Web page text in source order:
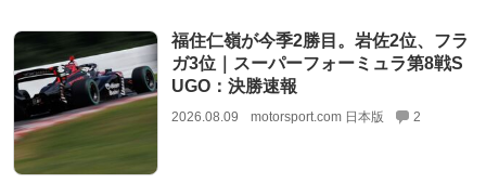
福住仁嶺が今季2勝目。岩佐2位、フラ
ガ3位｜スーパーフォーミュラ第8戦S
UGO：決勝速報
2026.08.09 motorsport.com 日本版 2